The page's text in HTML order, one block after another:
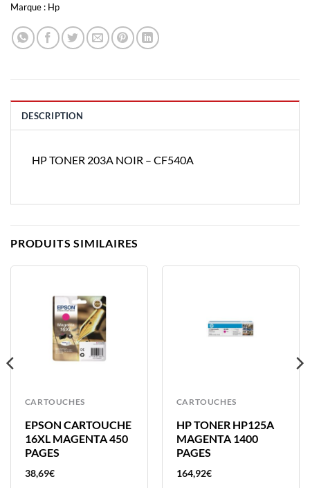
Marque : Hp
DESCRIPTION
HP TONER 203A NOIR – CF540A
PRODUITS SIMILAIRES
CARTOUCHES
EPSON CARTOUCHE
16XL MAGENTA 450
PAGES
38,69€
CARTOUCHES
HP TONER HP125A
MAGENTA 1400
PAGES
164,92€